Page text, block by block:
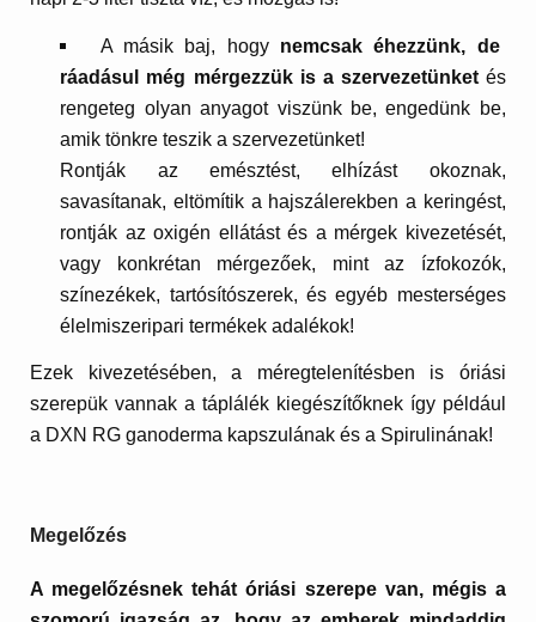
A másik baj, hogy nemcsak éhezzünk, de
ráadásul még mérgezzük is a szervezetünketés
rengeteg olyan anyagot viszünk be, engedünk be,
amik tönkre teszik a szervezetünket!
Rontják az emésztést, elhízást okoznak,
savasítanak, eltömítik a hajszálerekben a keringést,
rontják az oxigén ellátást és a mérgek kivezetését,
vagy konkrétan mérgezőek, mint az ízfokozók,
színezékek, tartósítószerek, és egyéb mesterséges
élelmiszeripari termékek adalékok!
Ezek kivezetésében, a méregtelenítésben is óriási
szerepük vannak a táplálék kiegészítőknek így például
a DXN RG ganoderma kapszulának és a Spirulinának!
Megelőzés
A megelőzésnek tehát óriási szerepe van, mégis a